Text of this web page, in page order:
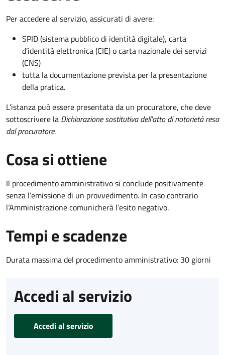
Per accedere al servizio, assicurati di avere:
SPID (sistema pubblico di identità digitale), carta
d’identità elettronica (CIE) o carta nazionale dei servizi
(CNS)
tutta la documentazione prevista per la presentazione
della pratica.
L'istanza può essere presentata da un procuratore, che deve
sottoscrivere la Dichiarazione sostitutiva dell'atto di notorietà resa
dal procuratore.
Cosa si ottiene
Il procedimento amministrativo si conclude positivamente
senza l’emissione di un provvedimento. In caso contrario
l’Amministrazione comunicherà l’esito negativo.
Tempi e scadenze
Durata massima del procedimento amministrativo: 30 giorni
Accedi al servizio
Accedi al servizio